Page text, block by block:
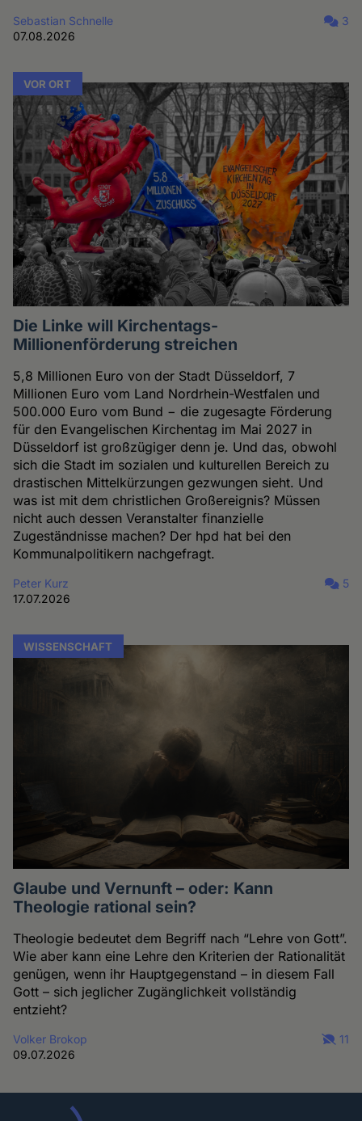
Sebastian Schnelle
07.08.2026
3
VOR ORT
Die Linke will Kirchentags-
Millionenförderung streichen
5,8 Millionen Euro von der Stadt Düsseldorf, 7
Millionen Euro vom Land Nordrhein-Westfalen und
500.000 Euro vom Bund − die zugesagte Förderung
für den Evangelischen Kirchentag im Mai 2027 in
Düsseldorf ist großzügiger denn je. Und das, obwohl
sich die Stadt im sozialen und kulturellen Bereich zu
drastischen Mittelkürzungen gezwungen sieht. Und
was ist mit dem christlichen Großereignis? Müssen
nicht auch dessen Veranstalter finanzielle
Zugeständnisse machen? Der hpd hat bei den
Kommunalpolitikern nachgefragt.
Peter Kurz
17.07.2026
5
WISSENSCHAFT
Glaube und Vernunft – oder: Kann
Theologie rational sein?
Theologie bedeutet dem Begriff nach “Lehre von Gott”.
Wie aber kann eine Lehre den Kriterien der Rationalität
genügen, wenn ihr Hauptgegenstand – in diesem Fall
Gott – sich jeglicher Zugänglichkeit vollständig
entzieht?
Volker Brokop
09.07.2026
11